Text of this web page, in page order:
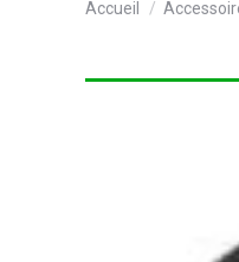
Accueil